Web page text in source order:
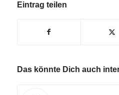
Eintrag teilen
Das könnte Dich auch